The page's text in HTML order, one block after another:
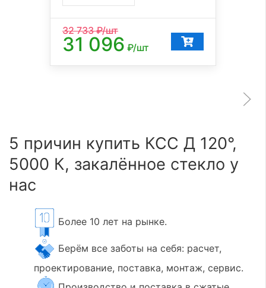
32 733₽/шт
31 096 ₽/шт
5 причин купить КСС Д 120°,
5000 К, закалённое стекло у
нас
Более 10 лет на рынке.
Берём все заботы на себя: расчет,
проектирование, поставка, монтаж, сервис.